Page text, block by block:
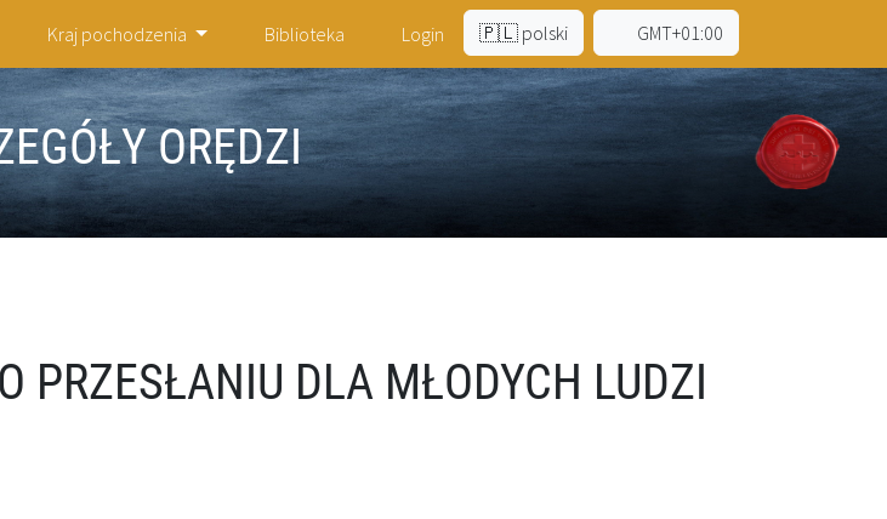
Kraj pochodzenia Biblioteka Login 🇵🇱 polski GMT+01:00
ORĘDZI
PRZESŁANIU DLA MŁODYCH LUDZI